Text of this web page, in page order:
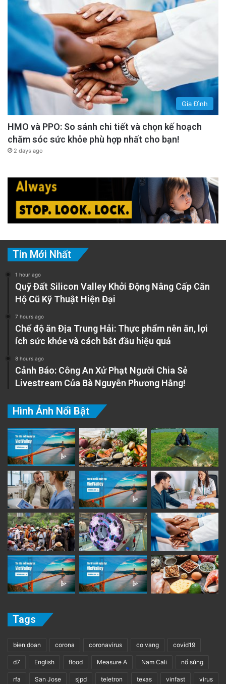
Gia Đình
HMO và PPO: So sánh chi tiết và chọn kế hoạch
chăm sóc sức khỏe phù hợp nhất cho bạn!
2 days ago
Tin Mới Nhất
1 hour ago
Quỹ Đất Silicon Valley Khởi Động Nâng Cấp Căn
Hộ Cũ Kỹ Thuật Hiện Đại
7 hours ago
Chế độ ăn Địa Trung Hải: Thực phẩm nên ăn, lợi
ích sức khỏe và cách bắt đầu hiệu quả
8 hours ago
Cảnh Báo: Công An Xử Phạt Người Chia Sẻ
Livestream Của Bà Nguyễn Phương Hằng!
Hình Ảnh Nổi Bật
Tags
bien doan corona coronavirus co vang covid19
d7 English flood Measure A Nam Cali nổ súng
rfa San Jose sjpd teletron texas vinfast virus